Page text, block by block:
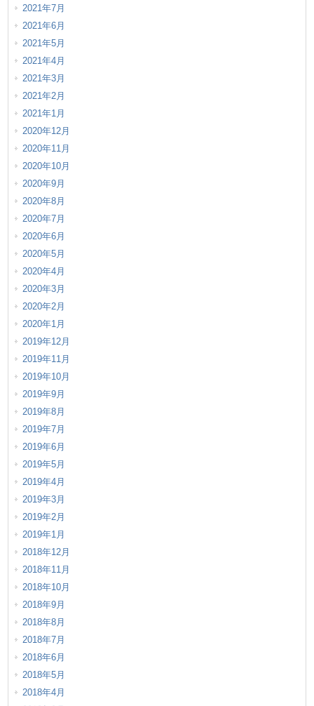
2021年7月
2021年6月
2021年5月
2021年4月
2021年3月
2021年2月
2021年1月
2020年12月
2020年11月
2020年10月
2020年9月
2020年8月
2020年7月
2020年6月
2020年5月
2020年4月
2020年3月
2020年2月
2020年1月
2019年12月
2019年11月
2019年10月
2019年9月
2019年8月
2019年7月
2019年6月
2019年5月
2019年4月
2019年3月
2019年2月
2019年1月
2018年12月
2018年11月
2018年10月
2018年9月
2018年8月
2018年7月
2018年6月
2018年5月
2018年4月